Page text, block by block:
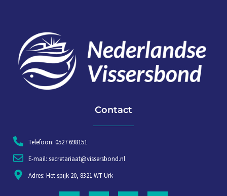
Contact
Telefoon: 0527 698151
E-mail: secretariaat@vissersbond.nl
Adres: Het spijk 20, 8321 WT Urk